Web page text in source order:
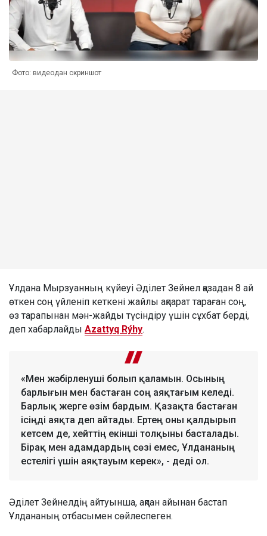
Фото: видеодан скриншот
Ұлдана Мырзуанның күйеуі Әділет Зейнел қазадан 8 ай
өткен соң үйленіп кеткені жайлы ақпарат тараған соң,
өз тарапынан мән-жайды түсіндіру үшін сұхбат берді,
деп хабарлайды Azattyq Rýhy.
«Мен жәбірленуші болып қаламын. Осының
барлығын мен бастаған соң аяқтағым келеді.
Барлық жерге өзім бардым. Қазақта бастаған
ісіңді аяқта деп айтады. Ертең оны қалдырып
кетсем де, хейттің екінші толқыны басталады.
Бірақ мен адамдардың сөзі емес, Ұлдананың
естелігі үшін аяқтауым керек», - деді ол.
Әділет Зейнелдің айтуынша, ақпан айынан бастап
Ұлдананың отбасымен сөйлеспеген.